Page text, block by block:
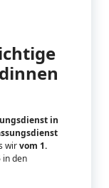
in
wirvom 1.
in den